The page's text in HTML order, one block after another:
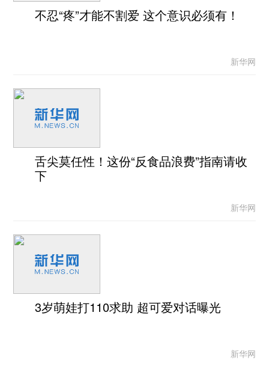
不忍“疼”才能不割爱 这个意识必须有！
新华网
舌尖莫任性！这份“反食品浪费”指南请收
下
新华网
3岁萌娃打110求助 超可爱对话曝光
新华网